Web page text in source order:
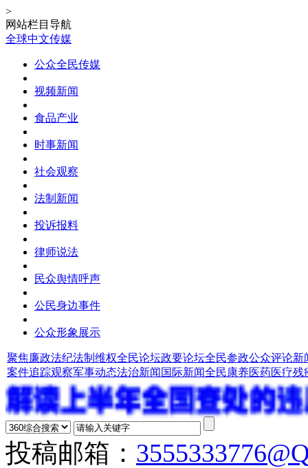
>
网站栏目导航
全球中文传媒
公众全民传媒
视频新闻
食品产业
时事新闻
社会观察
法制新闻
投诉报料
律师说法
民众舆情呼声
公民身边事件
公众形象展示
聚焦廉政法纪法制维权全民论坛政要论坛全民参政公众评论新
案件追踪观察军事动态法治新闻 国际新闻全民康养医药医疗残
投稿邮箱：